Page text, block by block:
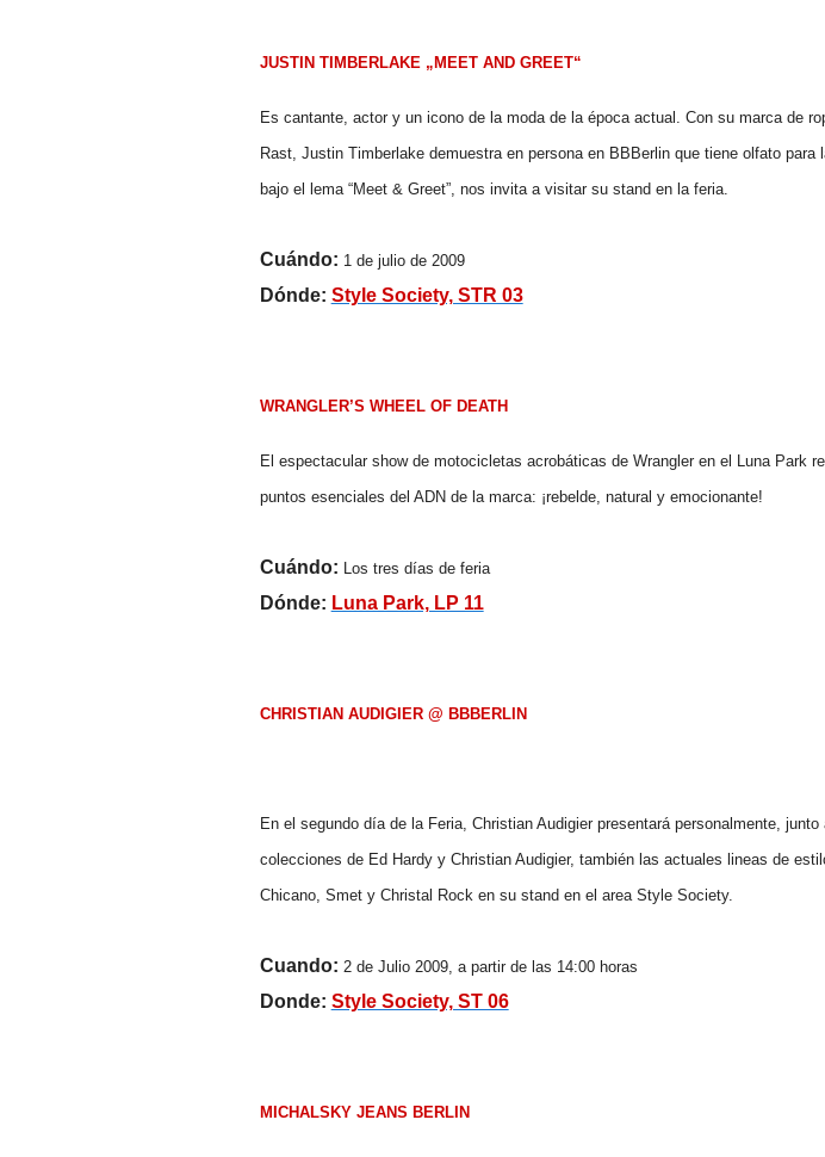
JUSTIN TIMBERLAKE „MEET AND GREET“
Es cantante, actor y un icono de la moda de la época actual. Con su marca de
Rast, Justin Timberlake demuestra en persona en BBBerlin que tiene olfato para
bajo el lema “Meet & Greet”, nos invita a visitar su stand en la feria.
Cuándo: 1 de julio de 2009
Dónde: Style Society, STR 03
WRANGLER’S WHEEL OF DEATH
El espectacular show de motocicletas acrobáticas de Wrangler en el Luna Park
puntos esenciales del ADN de la marca: ¡rebelde, natural y emocionante!
Cuándo: Los tres días de feria
Dónde: Luna Park, LP 11
CHRISTIAN AUDIGIER @ BBBERLIN
En el segundo día de la Feria, Christian Audigier presentará personalmente, junto
colecciones de Ed Hardy y Christian Audigier, también las actuales lineas de
Chicano, Smet y Christal Rock en su stand en el area Style Society.
Cuando: 2 de Julio 2009, a partir de las 14:00horas
Donde: Style Society, ST 06
MICHALSKY JEANS BERLIN